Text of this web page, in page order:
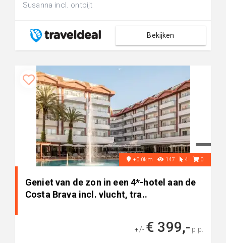
Susanna incl. ontbijt
Bekijken
+0.0km 147 4 0
Geniet van de zon in een 4*-hotel aan de
Costa Brava incl. vlucht, tra..
+/- € 399,- p.p.